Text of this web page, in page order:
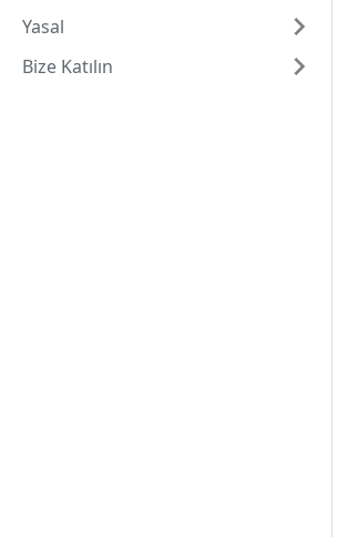
Yasal
Bize Katılın